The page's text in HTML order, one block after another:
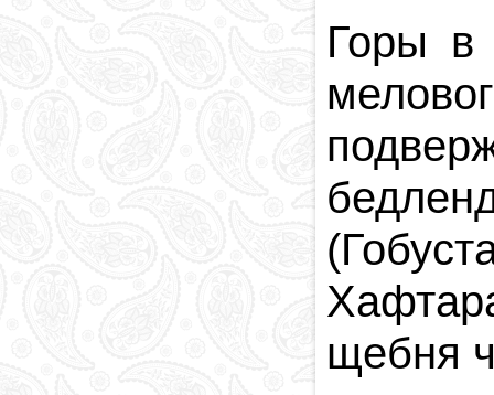
Горы в
щебня